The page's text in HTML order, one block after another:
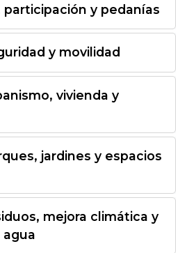
y pedanías
y movilidad
vivienda y
jardines y espacios
mejora climática y